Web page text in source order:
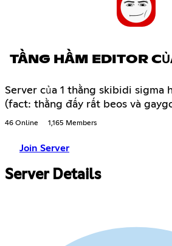
TẦNG HẦM EDITOR
Server của 1 thằng skibidi sigma
(fact: thằng đấy rất beos và
46 Online 1,165 Members
Join Server
Server Details